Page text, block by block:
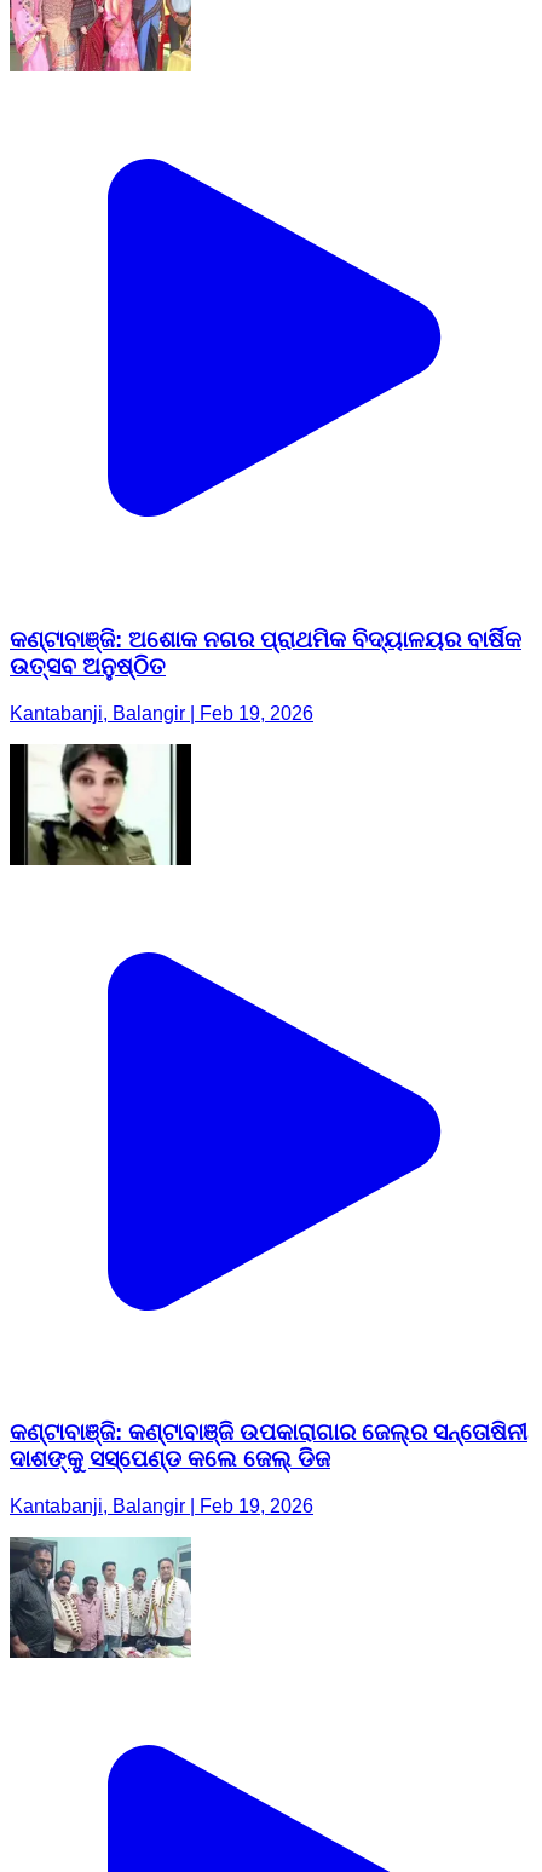
କଣ୍ଟାବାଞ୍ଜି: ଅଶୋକ ନଗର ପ୍ରାଥମିକ ବିଦ୍ୟାଳୟର ବାର୍ଷିକ
ଉତ୍ସବ ଅନୁଷ୍ଠିତ
Kantabanji, Balangir | Feb 19, 2026
କଣ୍ଟାବାଞ୍ଜି: କଣ୍ଟାବାଞ୍ଜି ଉପକାରାଗାର ଜେଲ୍‌ର ସନ୍ତୋଷିନୀ
ଦାଶଙ୍କୁ ସସ୍‌ପେଣ୍ଡ କଲେ ଜେଲ୍‌ ଡିଜ
Kantabanji, Balangir | Feb 19, 2026